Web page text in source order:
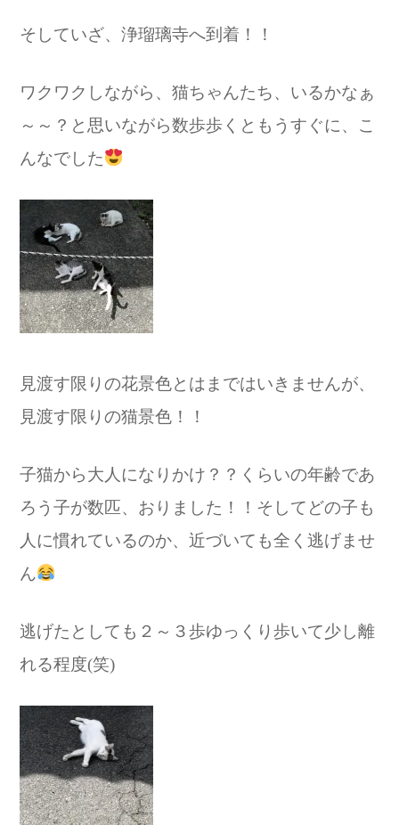
そしていざ、浄瑠璃寺へ到着！！
ワクワクしながら、猫ちゃんたち、いるかなぁ
～～？と思いながら数歩歩くともうすぐに、こ
んなでした
見渡す限りの花景色とはまではいきませんが、
見渡す限りの猫景色！！
子猫から大人になりかけ？？くらいの年齢であ
ろう子が数匹、おりました！！そしてどの子も
人に慣れているのか、近づいても全く逃げませ
ん
逃げたとしても２～３歩ゆっくり歩いて少し離
れる程度(笑)